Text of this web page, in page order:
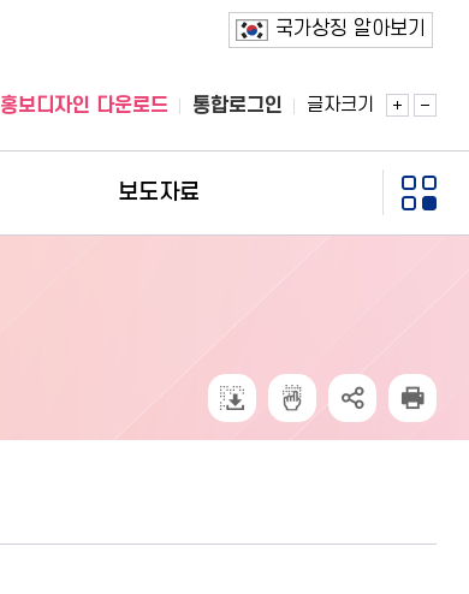
국가상징 알아보기
홍보디자인 다운로드 통합로그인 글자크기
보도자료